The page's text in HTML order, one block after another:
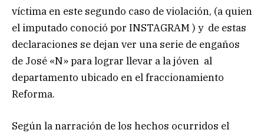
víctima en este segundo caso de violación, (a quien
el imputado conoció por INSTAGRAM ) y de estas
declaraciones se dejan ver una serie de engaños
de José «N» para lograr llevar a la jóven al
departamento ubicado en el fraccionamiento
Reforma.
Según la narración de los hechos ocurridos el